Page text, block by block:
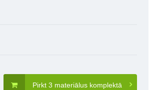
Pirkt 3 materiālus komplektā